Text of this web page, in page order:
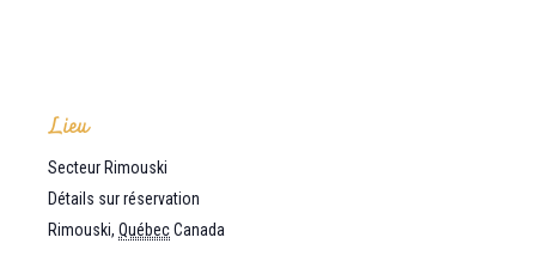
Lieu
Secteur Rimouski
Détails sur réservation
Rimouski, QuébecCanada